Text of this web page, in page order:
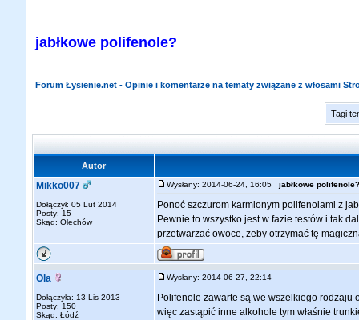
jabłkowe polifenole?
Forum Łysienie.net - Opinie i komentarze na tematy związane z włosami
Tagi
Autor
Mikko007
Dołączył: 05 Lut 2014
Posty: 15
Skąd: Olechów
Wysłany: 2014-06-24, 16:05 jabłkowe polifenole?
Ponoć szczurom karmionym polifenolami z
Pewnie to wszystko jest w fazie testów i tak
przetwarzać owoce, żeby otrzymać tę
Ola
Dołączyła: 13 Lis 2013
Posty: 150
Skąd: Łódź
Wysłany: 2014-06-27, 22:14
Polifenole zawarte są we wszelkiego rodzaju
więc zastąpić inne alkohole tym właśnie